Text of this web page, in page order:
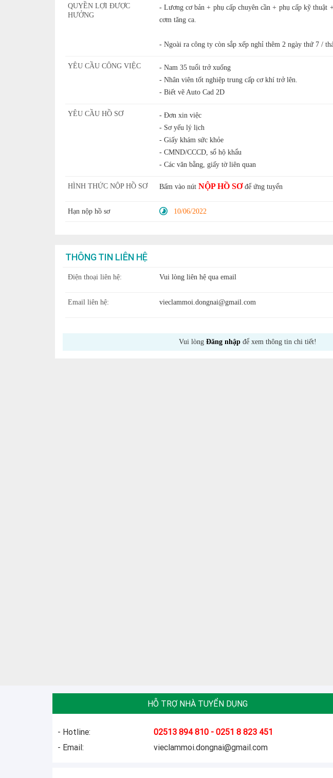
QUYỀN LỢI ĐƯỢC
HƯỞNG
- Lương cơ bản + phụ cấp chuyên cần + phụ cấp kỹ thuật
cơm tăng ca.
- Ngoài ra công ty còn sắp xếp nghỉ thêm 2 ngày thứ 7 /
YÊU CẦU CÔNG VIỆC
- Nam 35 tuổi trở xuống
- Nhân viên tốt nghiệp trung cấp cơ khí trở lên.
- Biết vẽ Auto Cad 2D
YÊU CẦU HỒ SƠ
- Đơn xin việc
- Sơ yếu lý lịch
- Giấy khám sức khỏe
- CMND/CCCD, sổ hộ khẩu
- Các văn bằng, giấy tờ liên quan
HÌNH THỨC NỘP HỒ SƠ Bấm vào nút NỘP HỒ SƠđể ứng tuyển
Hạn nộp hồ sơ 10/06/2022
THÔNG TIN LIÊN HỆ
Điện thoại liên hệ: Vui lòng liên hệ qua email
Email liên hệ: vieclammoi.dongnai@gmail.com
Vui lòng Đăng nhập để xem thông tin chi tiết!
HỖ TRỢ NHÀ TUYỂN DỤNG
- Hotline:
02513 894 810 - 0251 8 823 451
- Email:
vieclammoi.dongnai@gmail.com